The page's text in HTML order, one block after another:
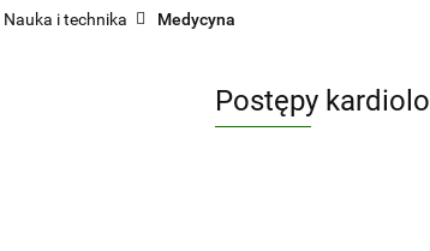
Nauka i technika Medycyna
Postępy